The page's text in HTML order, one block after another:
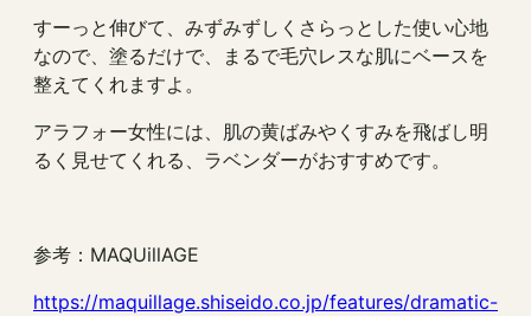
すーっと伸びて、みずみずしくさらっとした使い心地
なので、塗るだけで、まるで毛穴レスな肌にベースを
整えてくれますよ。
アラフォー女性には、肌の黄ばみやくすみを飛ばし明
るく見せてくれる、ラベンダーがおすすめです。
参考：MAQUillAGE
https://maquillage.shiseido.co.jp/features/dramatic-